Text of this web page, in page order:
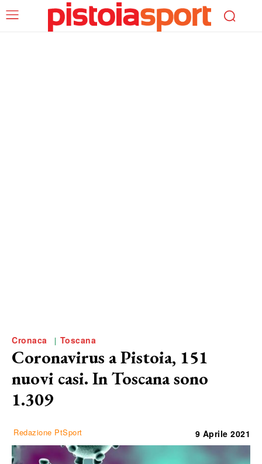
Cronaca Toscana
Coronavirus a Pistoia, 151
nuovi casi. In Toscana sono
1.309
Redazione PtSport 9 Aprile 2021